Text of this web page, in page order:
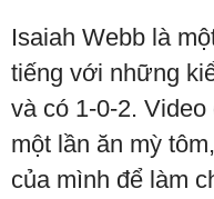
Isaiah Webb là
tiếng với những
và có 1-0-2.
một lần ăn mỳ
của mình để làm